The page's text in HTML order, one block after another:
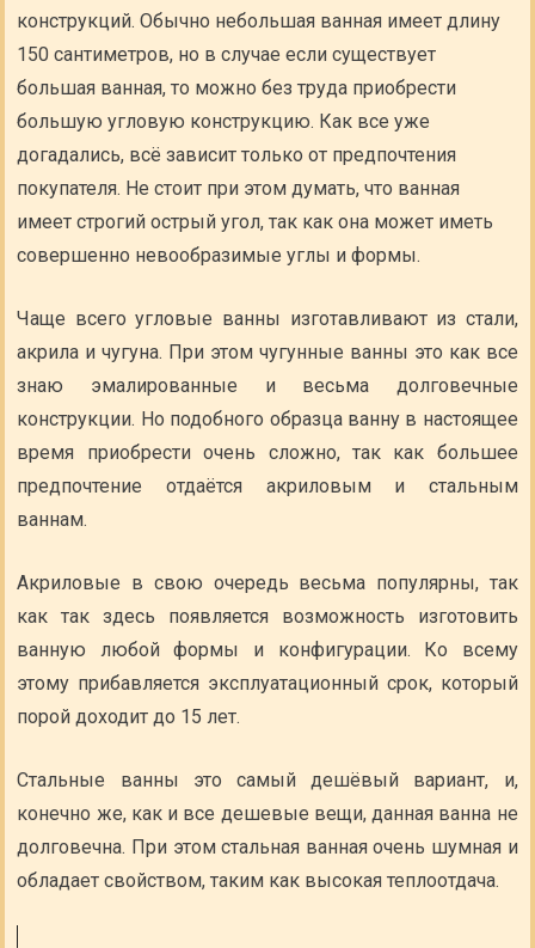
конструкций. Обычно небольшая ванная имеет длину
150 сантиметров, но в случае если существует
большая ванная, то можно без труда приобрести
большую угловую конструкцию. Как все уже
догадались, всё зависит только от предпочтения
покупателя. Не стоит при этом думать, что ванная
имеет строгий острый угол, так как она может иметь
совершенно невообразимые углы и формы.
Чаще всего угловые ванны изготавливают из стали,
акрила и чугуна. При этом чугунные ванны это как все
знаю эмалированные и весьма долговечные
конструкции. Но подобного образца ванну в настоящее
время приобрести очень сложно, так как большее
предпочтение отдаётся акриловым и стальным
ваннам.
Акриловые в свою очередь весьма популярны, так
как так здесь появляется возможность изготовить
ванную любой формы и конфигурации. Ко всему
этому прибавляется эксплуатационный срок, который
порой доходит до 15 лет.
Стальные ванны это самый дешёвый вариант, и,
конечно же, как и все дешевые вещи, данная ванна не
долговечна. При этом стальная ванная очень шумная и
обладает свойством, таким как высокая теплоотдача.